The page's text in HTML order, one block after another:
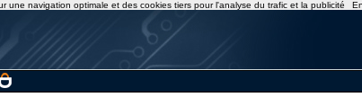
une navigation optimale et des cookies tiers pour l'analyse du trafic et la publicité